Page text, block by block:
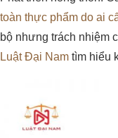
toàn thực phẩm do ai
bộ nhưng trách nhiệm
Luật Đại Nam tìm hiểu